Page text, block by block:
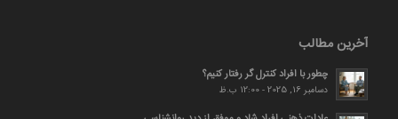
آخرین مطالب
چطور با افراد کنترل گر رفتار کنیم؟
دسامبر 16, 2025 - 12:00 ب.ظ